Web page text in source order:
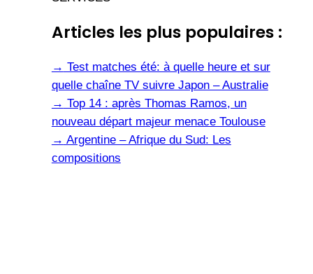
Articles les plus populaires :
→ Test matches été: à quelle heure et sur
quelle chaîne TV suivre Japon – Australie
→ Top 14 : après Thomas Ramos, un
nouveau départ majeur menace Toulouse
→ Argentine – Afrique du Sud: Les
compositions